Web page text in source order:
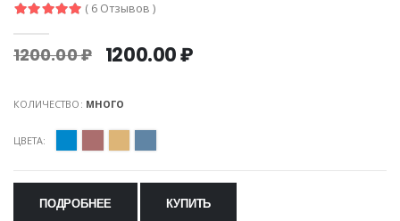
( 6 Отзывов )
1200.00 ₽ 1200.00 ₽
КОЛИЧЕСТВО: МНОГО
ЦВЕТА:
ПОДРОБНЕЕ КУПИТЬ